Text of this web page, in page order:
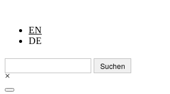
EN
DE
Suchen
nach:
×